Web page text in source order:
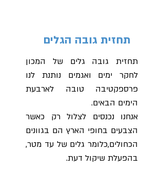
תחזית גובה הגלים
תחזית גובה גלים של המכון
לחקר ימים ואגמים נותנת לנו
פרספקטיבה טובה לארבעת
הימים הבאים.
אנחנו נכנסים לצלול רק כאשר
הצבעים בחופי הארץ הם בגוונים
הכחולים,כלומר גלים של עד מטר,
בהפעלת שיקול דעת.